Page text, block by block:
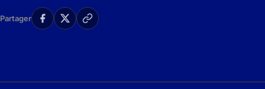
Partager